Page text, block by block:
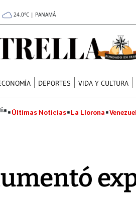
24.0°C | PANAMÁ
DEPORTES VIDA Y CULTURA
Últimas Noticias La Llorona